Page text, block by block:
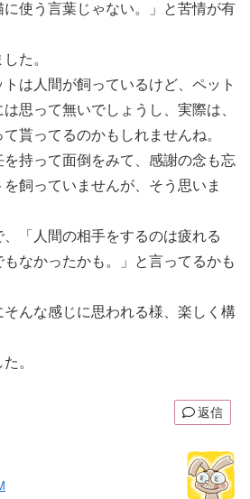
使う言葉じゃない。」と苦情が有
た。
は人間が飼っているけど、ペット
思って無いでしょうし、実際は、
貰ってるのかもしれませんね。
持って面倒をみて、感謝の念も忘
飼っていませんが、そう思いま
「人間の相手をするのは疲れる
なかったかも。」と言ってるかも
そんな感じに思われる様、楽しく構
。
返信